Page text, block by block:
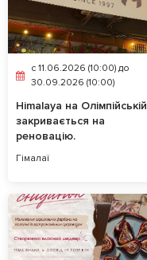
c 11.06.2026 (10:00) до
30.09.2026 (10:00)
Himalaya на Олімпійській
закривається на
реновацію.
Гімалаї